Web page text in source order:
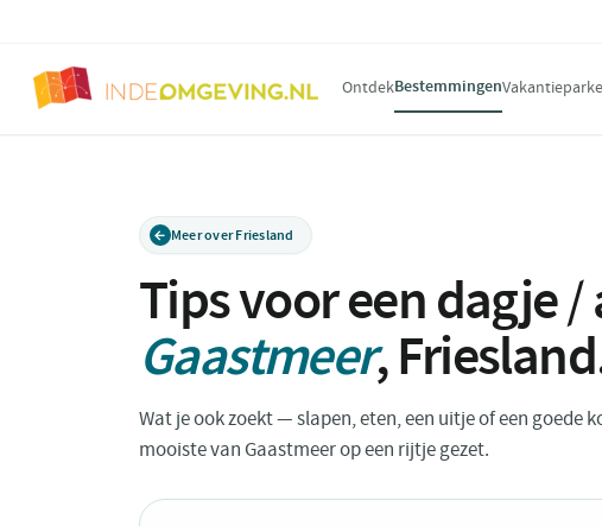
OntdekBestemmingen
Meer over Friesland
Tips voor een dagje
Gaastmeer,Friesland
Wat je ook zoekt — slapen, eten, een uitje of een goede
mooiste van Gaastmeer op een rijtje gezet.